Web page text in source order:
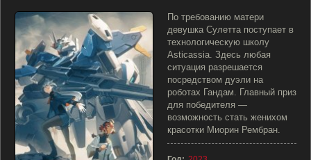
По требованию матери
девушка Сулетта поступает в
технологическую школу
Asticassia. Здесь любая
ситуация разрешается
посредством дуэли на
роботах Гандам. Главный приз
для победителя —
возможность стать женихом
красотки Миорин Рембран.